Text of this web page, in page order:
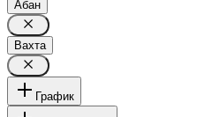
Абан
Вахта
График